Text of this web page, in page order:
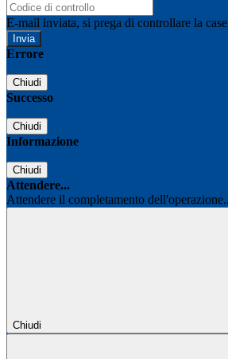
E-mail inviata, si prega di controllare la
Errore
Chiudi
Successo
Chiudi
Informazione
Chiudi
Attendere...
Attendere il completamento
Chiudi